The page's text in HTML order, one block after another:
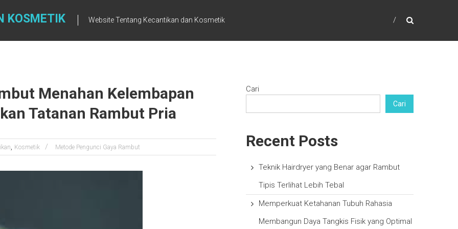
KOSMETIK Website Tentang Kecantikan dan Kosmetik
Menahan Kelembapan
Tatanan Rambut Pria
, Kosmetik Metode Pengunci Gaya Rambut
Cari
Cari
Recent Posts
Teknik Hairdryer yang Benar agar Rambut
Tipis Terlihat Lebih Tebal
Memperkuat Ketahanan Tubuh Rahasia
Membangun Daya Tangkis Fisik yang Optimal